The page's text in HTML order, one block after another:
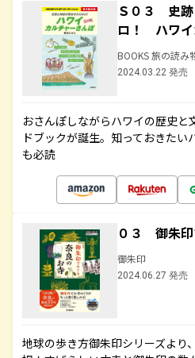
Ｓ０３ 史跡
ロ！ ハワイ
BOOKS 旅の読み
2024.03.22 発売
おさんぽしながらハワイの歴史と
ドブックが誕生。知っておきた
も必読
０３ 御朱印
御朱印
2024.06.27 発売
地球の歩き方御朱印シリーズより